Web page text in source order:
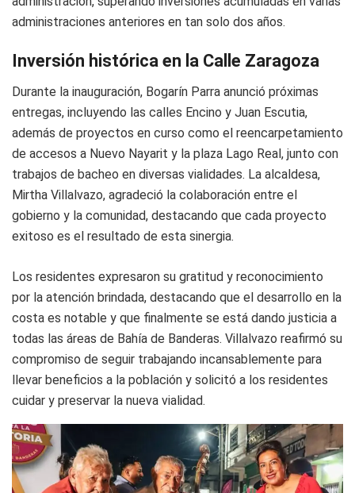
administraciones anteriores en tan solo dos años.
Inversión histórica en la Calle Zaragoza
Durante la inauguración, Bogarín Parra anunció próximas
entregas, incluyendo las calles Encino y Juan Escutia,
además de proyectos en curso como el reencarpetamiento
de accesos a Nuevo Nayarit y la plaza Lago Real, junto con
trabajos de bacheo en diversas vialidades. La alcaldesa,
Mirtha Villalvazo, agradeció la colaboración entre el
gobierno y la comunidad, destacando que cada proyecto
exitoso es el resultado de esta sinergia.
Los residentes expresaron su gratitud y reconocimiento
por la atención brindada, destacando que el desarrollo en la
costa es notable y que finalmente se está dando justicia a
todas las áreas de Bahía de Banderas. Villalvazo reafirmó su
compromiso de seguir trabajando incansablemente para
llevar beneficios a la población y solicitó a los residentes
cuidar y preservar la nueva vialidad.